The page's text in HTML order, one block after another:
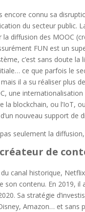
encore connu sa
du secteur public.
diffusion des MOOC
FUN est un
c’est sans doute la
ce que parfois le
il a su réaliser plus
une
la blockchain, ou l’IoT,
nouveau support
seulement la
de
canal historique,
son contenu. En 2019,
Sa stratégie
Amazon… et sans